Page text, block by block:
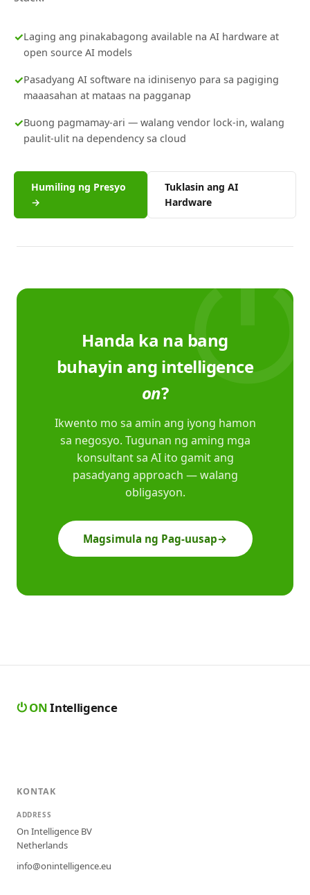
✓Laging ang pinakabagong available na AI hardware at
open source AI models
✓Pasadyang AI software na idinisenyo para sa pagiging
maaasahan at mataas na pagganap
✓Buong pagmamay-ari — walang vendor lock-in, walang
paulit-ulit na dependency sa cloud
Humiling ng Presyo
→
Tuklasin ang AI
Hardware
Handa ka na bang
buhayin ang intelligence
on?
Ikwento mo sa amin ang iyong hamon
sa negosyo. Tugunan ng aming mga
konsultant sa AI ito gamit ang
pasadyang approach — walang
obligasyon.
Magsimula ng Pag-uusap→
⏻ONIntelligence
KONTAK
ADDRESS
On Intelligence BV
Netherlands
info@onintelligence.eu